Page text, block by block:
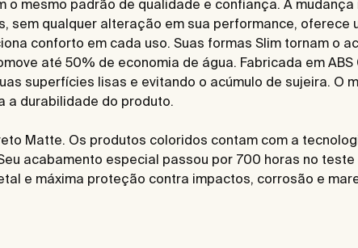
o mesmo padrão de qualidade e confiança. A
sem qualquer alteração em sua performance, oferece
conforto em cada uso. Suas formas Slim tornam o
até 50% de economia de água. Fabricada em
superfícies lisas e evitando o acúmulo de sujeira. O
a durabilidade do produto.
Matte. Os produtos coloridos contam com a
acabamento especial passou por 700 horas no teste
e máxima proteção contra impactos, corrosão e